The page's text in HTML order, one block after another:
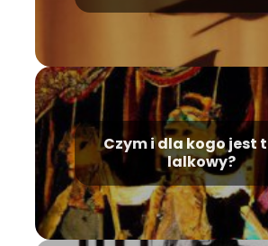
Czym i dla kogo jest
lalkowy?